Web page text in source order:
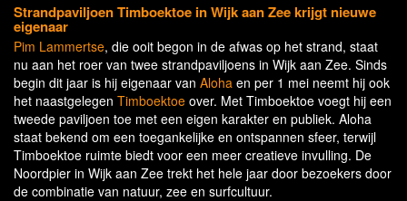
Strandpaviljoen Timboektoe in Wijk aan Zee krijgt nieuwe
eigenaar
Pim Lammertse, die ooit begon in de afwas op het strand, staat
nu aan het roer van twee strandpaviljoens in Wijk aan Zee. Sinds
begin dit jaar is hij eigenaar van Aloha en per 1 mei neemt hij ook
het naastgelegen Timboektoe over. Met Timboektoe voegt hij een
tweede paviljoen toe met een eigen karakter en publiek. Aloha
staat bekend om een toegankelijke en ontspannen sfeer, terwijl
Timboektoe ruimte biedt voor een meer creatieve invulling. De
Noordpier in Wijk aan Zee trekt het hele jaar door bezoekers door
de combinatie van natuur, zee en surfcultuur.